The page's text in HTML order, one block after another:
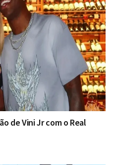
de Vini Jr com o Real